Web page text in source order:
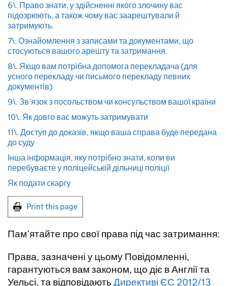
6\. Право знати, у здійсненні якого злочину вас
підозрюють, а також чому вас заарештували й
затримують.
7\. Ознайомлення з записами та документами, що
стосуються вашого арешту та затримання.
8\. Якщо вам потрібна допомога перекладача (для
усного перекладу чи письмого перекладу певних
документів)
9\. Зв’язок з посольством чи консульством вашої країни
10\. Як довго вас можуть затримувати
11\. Доступ до доказів, якщо ваша справа буде передана
до суду
Інша інформація, яку потрібно знати, коли ви
перебуваєте у поліцейській дільниці поліції
Як подати скаргу
Print this page
Пам’ятайте про свої права під час затримання:
Права, зазначені у цьому Повідомленні,
гарантуються вам законом, що діє в Англії та
Уельсі, та відповідають Директиві ЄС 2012/13